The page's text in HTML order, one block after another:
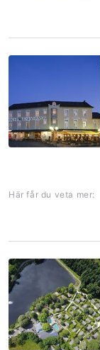
Här får du veta mer: